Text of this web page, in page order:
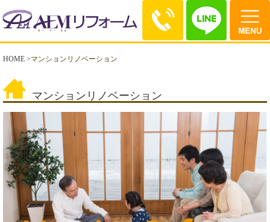
HOME >マンションリノベーション
マンションリノベーション